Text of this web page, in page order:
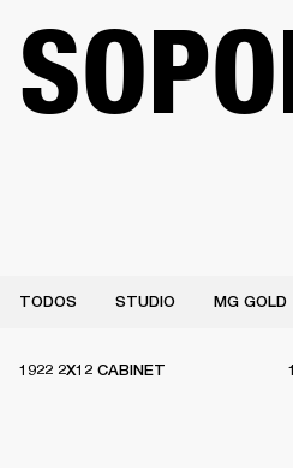
TODOS STUDIO MG GOLD
1922 2X12 CABINET